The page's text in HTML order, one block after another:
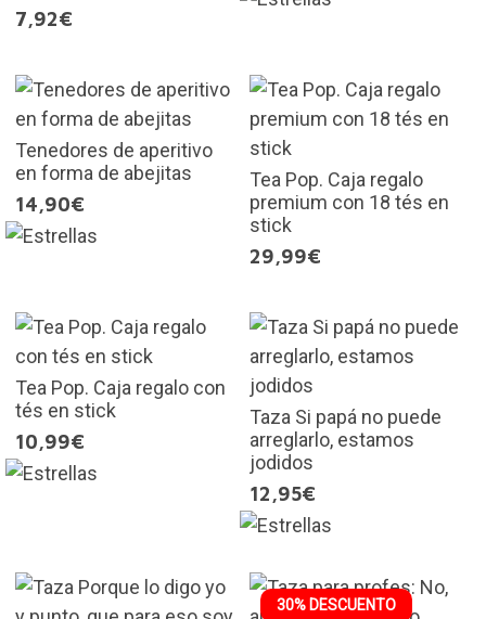
7,92€
Tenedores de aperitivo
en forma de abejitas
14,90€
Tea Pop. Caja regalo
premium con 18 tés en
stick
29,99€
Tea Pop. Caja regalo con
tés en stick
10,99€
Taza Si papá no puede
arreglarlo, estamos
jodidos
12,95€
30% DESCUENTO